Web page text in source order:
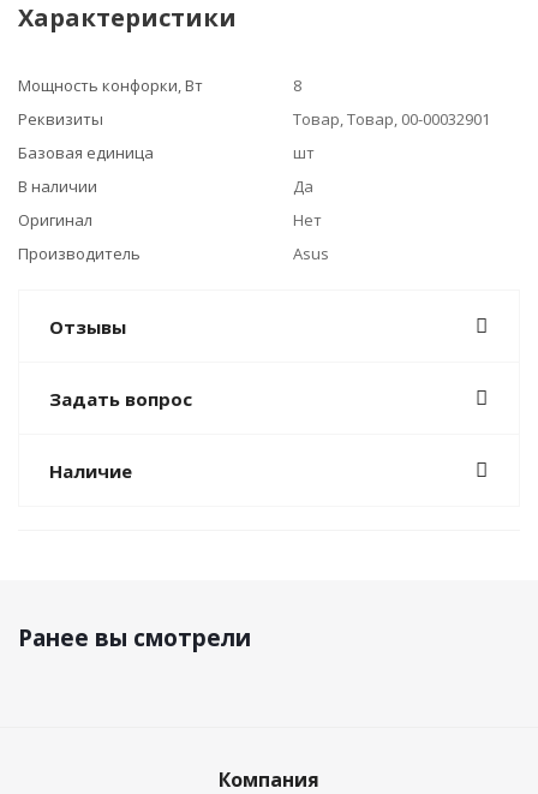
Характеристики
Мощность конфорки, Вт
8
Реквизиты
Товар, Товар, 00-00032901
Базовая единица
шт
В наличии
Да
Оригинал
Нет
Производитель
Asus
Отзывы
Задать вопрос
Наличие
Ранее вы смотрели
Компания